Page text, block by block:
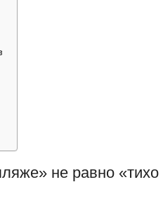
не равно «тихо